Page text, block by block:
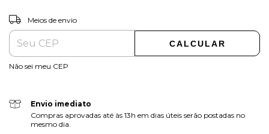
Entregas para o CEP:
Meios de envio
CALCULAR
Não sei meu CEP
Envio imediato
Compras aprovadas até às 13h em dias úteis serão postadas no
mesmo dia.